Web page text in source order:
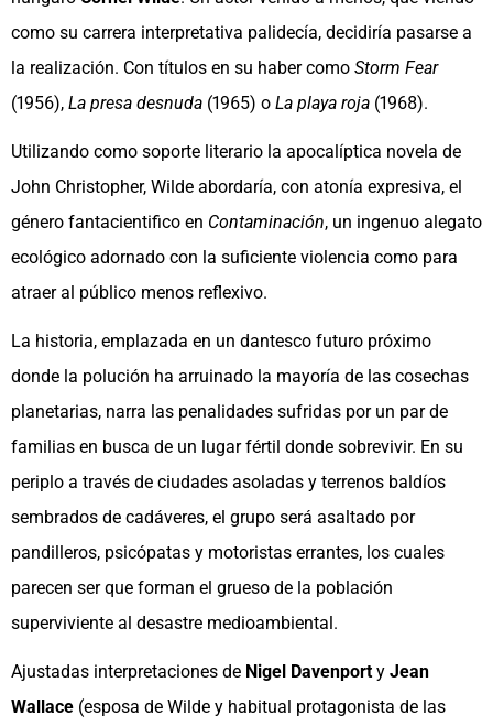
como su carrera interpretativa palidecía, decidiría pasarse a
la realización. Con títulos en su haber como Storm Fear
(1956), La presa desnuda (1965) o La playa roja (1968).
Utilizando como soporte literario la apocalíptica novela de
John Christopher, Wilde abordaría, con atonía expresiva, el
género fantacientifico en Contaminación, un ingenuo alegato
ecológico adornado con la suficiente violencia como para
atraer al público menos reflexivo.
La historia, emplazada en un dantesco futuro próximo
donde la polución ha arruinado la mayoría de las cosechas
planetarias, narra las penalidades sufridas por un par de
familias en busca de un lugar fértil donde sobrevivir. En su
periplo a través de ciudades asoladas y terrenos baldíos
sembrados de cadáveres, el grupo será asaltado por
pandilleros, psicópatas y motoristas errantes, los cuales
parecen ser que forman el grueso de la población
superviviente al desastre medioambiental.
Ajustadas interpretaciones de Nigel Davenport y Jean
Wallace (esposa de Wilde y habitual protagonista de las